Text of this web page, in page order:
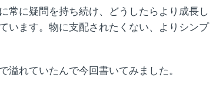
常に疑問を持ち続け、どうしたらより成長し
います。物に支配されたくない、よりシンプ
れていたんで今回書いてみました。